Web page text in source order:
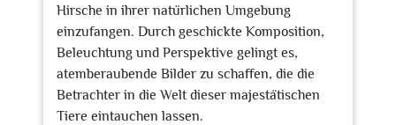
Hirsche in ihrer natürlichen Umgebung
einzufangen. Durch geschickte Komposition,
Beleuchtung und Perspektive gelingt es,
atemberaubende Bilder zu schaffen, die die
Betrachter in die Welt dieser majestätischen
Tiere eintauchen lassen.